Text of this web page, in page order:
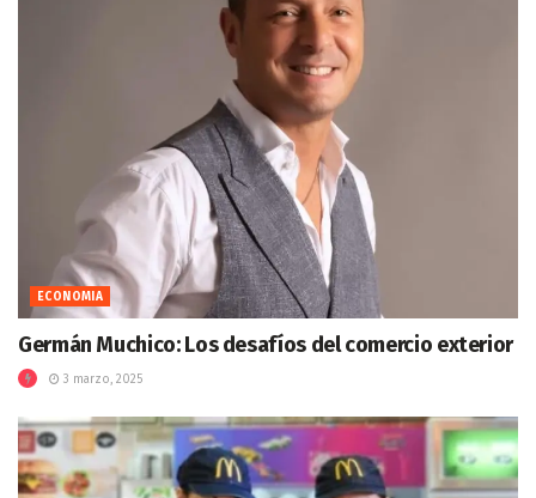
ECONOMIA
Germán Muchico: Los desafíos del comercio exterior
3 marzo, 2025